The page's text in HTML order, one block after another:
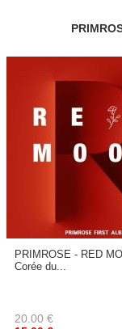
PRIMROSE - RED
Corée du...
20.00 €